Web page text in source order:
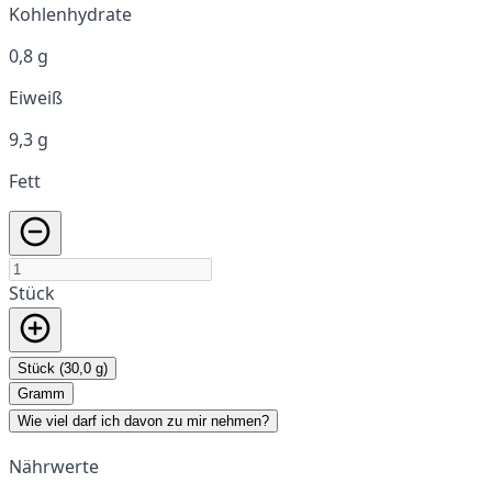
Kohlenhydrate
0,8 g
Eiweiß
9,3 g
Fett
Stück
Stück (30,0 g)
Gramm
Wie viel darf ich davon zu mir nehmen?
Nährwerte